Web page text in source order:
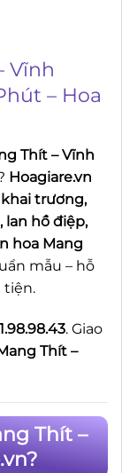
Vĩnh
– Hoa
Thít – Vĩnh
Hoagiare.vn
trương,
lan hồ điệp,
hoa Mang
mẫu – hỗ
tiện.
. Giao
Thít –
Thít –